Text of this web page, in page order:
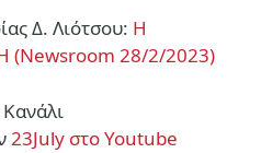
Δ. Λιότσου: Η
28/2/2023)
23July στο Youtube